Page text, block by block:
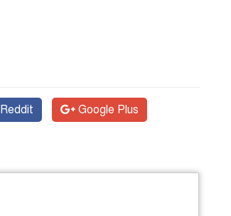
Reddit Google Plus